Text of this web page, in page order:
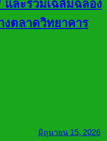
ละร่วมเฉลิมฉลอง
งตลาดวิทยาคาร
มิถุนายน 15, 2026